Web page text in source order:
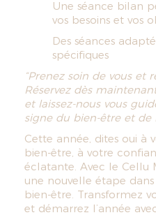
Une séance bilan
vos besoins et vos
Des séances
spécifiques
“Prenez soin de vous et
Réservez dès
et laissez-nous vous
signe du bien-être et de
Cette année, dites oui à
bien-être, à votre
éclatante. Avec le Cellu
une nouvelle étape
bien-être. Transformez
et démarrez l’année